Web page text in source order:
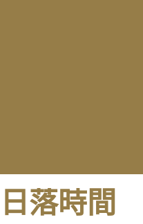
日落時間